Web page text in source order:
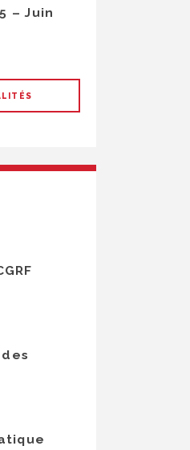
– Juin